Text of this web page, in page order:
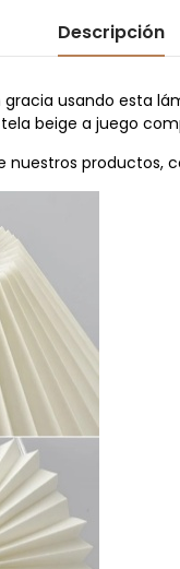
Descripción
usando esta
beige a juego
nuestros productos,